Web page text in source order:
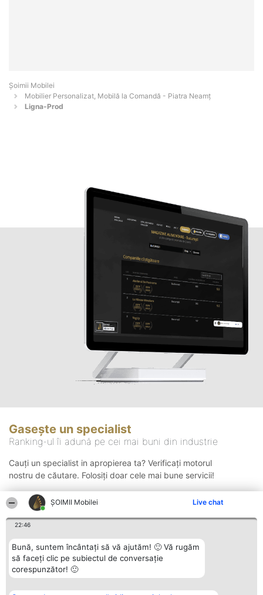
ȘOIMII Mobilei Live chat
22:46
Bună, suntem încântați să vă ajutăm! 🙂 Vă rugăm
să faceți clic pe subiectul de conversație
corespunzător! 🙂
Șoimii Mobilei
Mobilier Personalizat, Mobilă la Comandă - Piatra Neamţ
Ligna-Prod
Gasește un specialist
Ranking-ul îi adună pe cei mai buni din industrie
Cauți un specialist in apropierea ta? Verificați motorul
nostru de căutare. Folosiți doar cele mai bune servicii!